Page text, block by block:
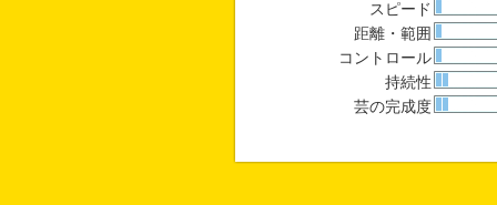
スピード
距離・範囲
コントロール
持続性
芸の完成度